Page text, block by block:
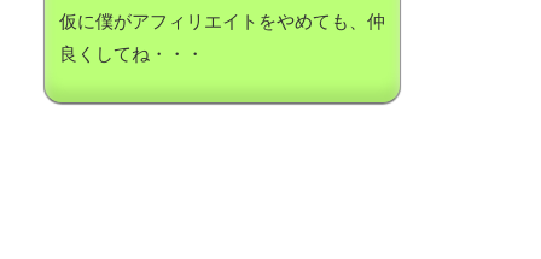
仮に僕がアフィリエイトをやめても、仲
良くしてね・・・